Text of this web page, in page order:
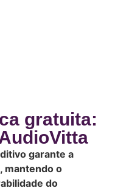
gratuita:
garante a
mantendo o
do